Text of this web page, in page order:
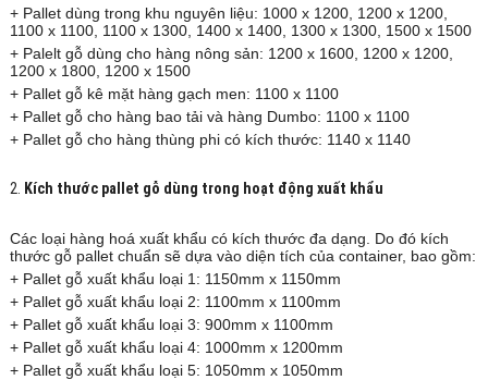
+ Pallet dùng trong khu nguyên liệu: 1000 x 1200, 1200 x 1200,
1100 x 1100, 1100 x 1300, 1400 x 1400, 1300 x 1300, 1500 x 1500
+ Palelt gỗ dùng cho hàng nông sản: 1200 x 1600, 1200 x 1200,
1200 x 1800, 1200 x 1500
+ Pallet gỗ kê mặt hàng gạch men: 1100 x 1100
+ Pallet gỗ cho hàng bao tải và hàng Dumbo: 1100 x 1100
+ Pallet gỗ cho hàng thùng phi có kích thước: 1140 x 1140
2. Kích thước pallet gỗ dùng trong hoạt động xuất khẩu
Các loại hàng hoá xuất khẩu có kích thước đa dạng. Do đó kích
thước gỗ pallet chuẩn sẽ dựa vào diện tích của container, bao gồm:
+ Pallet gỗ xuất khẩu loại 1: 1150mm x 1150mm
+ Pallet gỗ xuất khẩu loại 2: 1100mm x 1100mm
+ Pallet gỗ xuất khẩu loại 3: 900mm x 1100mm
+ Pallet gỗ xuất khẩu loại 4: 1000mm x 1200mm
+ Pallet gỗ xuất khẩu loại 5: 1050mm x 1050mm